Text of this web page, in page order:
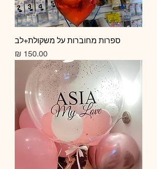
ספרות מחוברות על משקולת+לב
מחיר